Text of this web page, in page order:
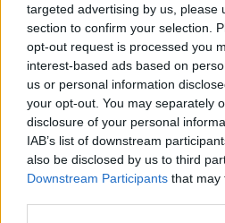
targeted advertising by us, please
section to confirm your selection.
opt-out request is processed you
interest-based ads based on
us or personal information
your opt-out. You may separately
disclosure of your personal
IAB’s list of downstream
also be disclosed by us to third
Downstream Participants that may